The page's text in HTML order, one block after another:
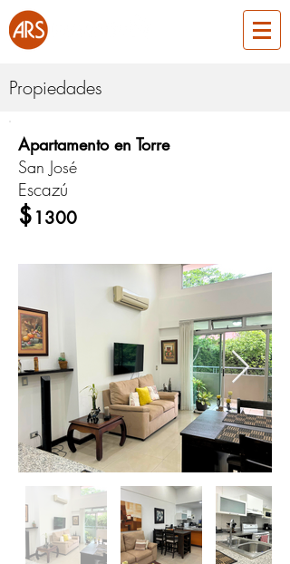
Propiedades
Apartamento en Torre
San José
Escazú
$ 1300